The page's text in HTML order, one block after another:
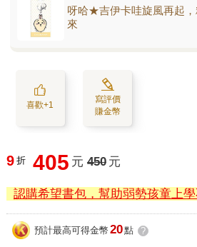
呀哈★吉伊卡哇旋風再起，
來
喜歡+1
寫評價
賺金幣
9 折 405 元 450 元
認購希望書包，幫助弱勢孩童上學
預計最高可得金幣 20點 ?